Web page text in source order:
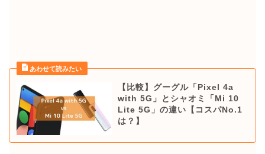
【比較】グーグル「Pixel 4a
with 5G」とシャオミ「Mi 10
Lite 5G」の違い【コスパNo.1
は？】